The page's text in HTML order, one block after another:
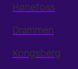
Hønefoss
Drammen
Kongsberg